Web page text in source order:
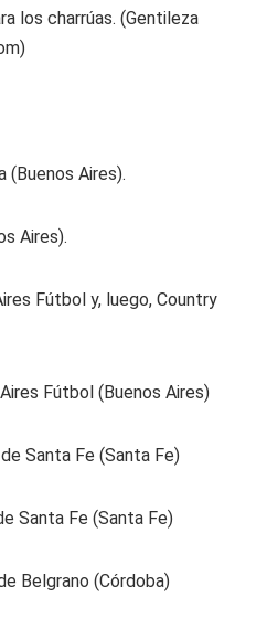
los charrúas. (Gentileza
(Buenos Aires).
Aires).
Fútbol y, luego, Country
Fútbol (Buenos Aires)
Santa Fe (Santa Fe)
Santa Fe (Santa Fe)
Belgrano (Córdoba)